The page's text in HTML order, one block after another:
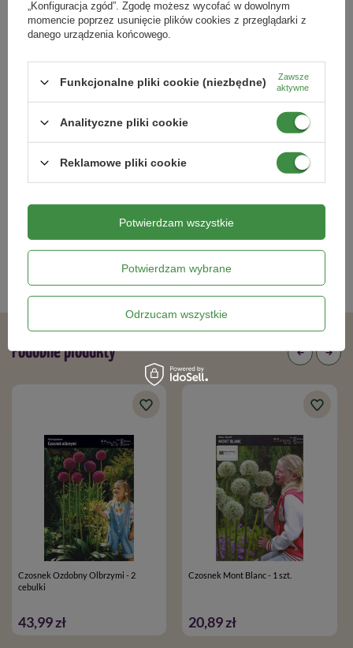
8,79 zł 8,79 zł
Kategorie powiązane
Cebulki kwiatowe,
Podobne produkty
Czosnek Ozdobny Olbrzymi - 2
cebulki
43,99 zł
Czosnek Mont Blanc - 1 szt.
20,89 zł
„Konfiguracja zgód”. Zgodę możesz wycofać w dowolnym
momencie poprzez usunięcie plików cookies z przeglądarki z
danego urządzenia końcowego.
Funkcjonalne pliki cookie (niezbędne)
Zawsze
aktywne
Analityczne pliki cookie
Reklamowe pliki cookie
Potwierdzam wybrane
Odrzucam wszystkie
Potwierdzam wszystkie